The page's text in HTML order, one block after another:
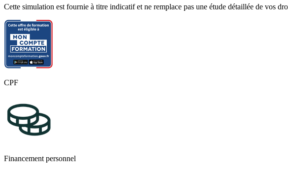
Cette simulation est fournie à titre indicatif et ne remplace pas une étude détaillée de vos
CPF
Financement personnel